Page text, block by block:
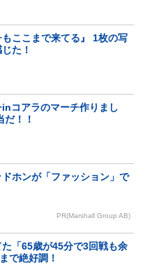
もここまで来てる』 1枚の写
た！
inコアラのマーチ作りまし
！！
ホンが「ファッション」で
PR(Marshall Group AB)
「65歳が45分で3回戦も余
で絶好調！